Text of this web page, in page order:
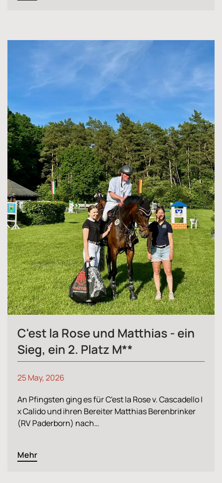
C'est la Rose und Matthias - ein
Sieg, ein 2. Platz M**
25 May, 2026
An Pfingsten ging es für C'est la Rose v. Cascadello I
x Calido und ihren Bereiter Matthias Berenbrinker
(RV Paderborn) nach…
Mehr